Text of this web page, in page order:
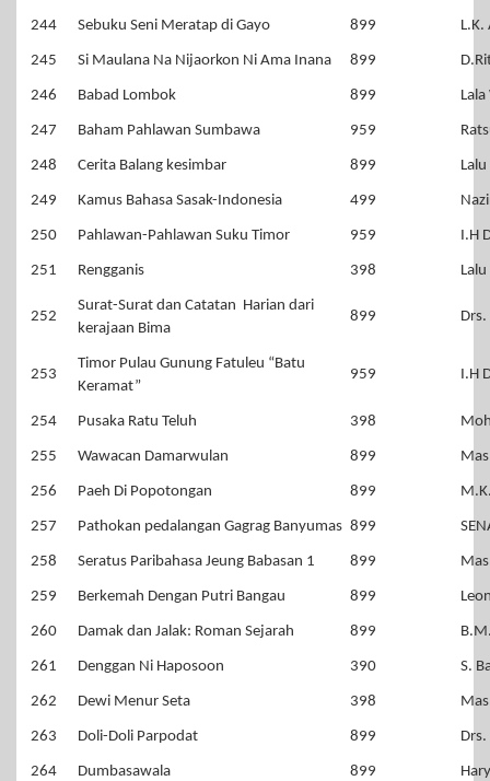
244 Sebuku Seni Meratap di Gayo 899 L.K.
245 Si Maulana Na Nijaorkon Ni Ama Inana 899
246 Babad Lombok 899 Lala
247 Baham Pahlawan Sumbawa 959
248 Cerita Balang kesimbar 899
249 Kamus Bahasa Sasak-Indonesia 499
250 Pahlawan-Pahlawan Suku Timor 959 I.H
251 Rengganis 398
252
Surat-Surat dan Catatan Harian dari
kerajaan Bima
899
253
Timor Pulau Gunung Fatuleu “Batu
Keramat”
959 I.H
254 Pusaka Ratu Teluh 398
255 Wawacan Damarwulan 899
256 Paeh Di Popotongan 899
257 Pathokan pedalangan Gagrag Banyumas 899
258 Seratus Paribahasa Jeung Babasan 1 899
259 Berkemah Dengan Putri Bangau 899
260 Damak dan Jalak: Roman Sejarah 899
261 Denggan Ni Haposoon 390 S.
262 Dewi Menur Seta 398
263 Doli-Doli Parpodat 899
264 Dumbasawala 899